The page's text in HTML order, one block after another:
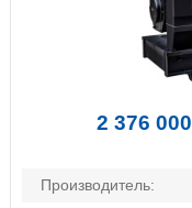
2 376 000
Производитель: